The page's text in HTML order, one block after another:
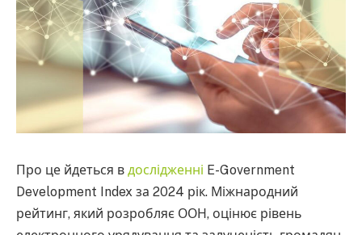
Про це йдеться в дослідженні E-Government
Development Index за 2024 рік. Міжнародний
рейтинг, який розробляє ООН, оцінює рівень